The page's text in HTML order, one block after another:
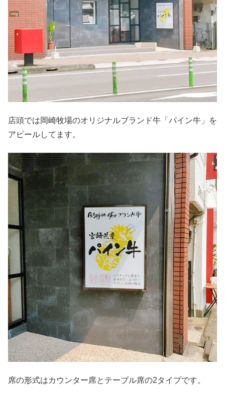
店頭では岡崎牧場のオリジナルブランド牛「パイン牛」を
アピールしてます。
席の形式はカウンター席とテーブル席の2タイプです。